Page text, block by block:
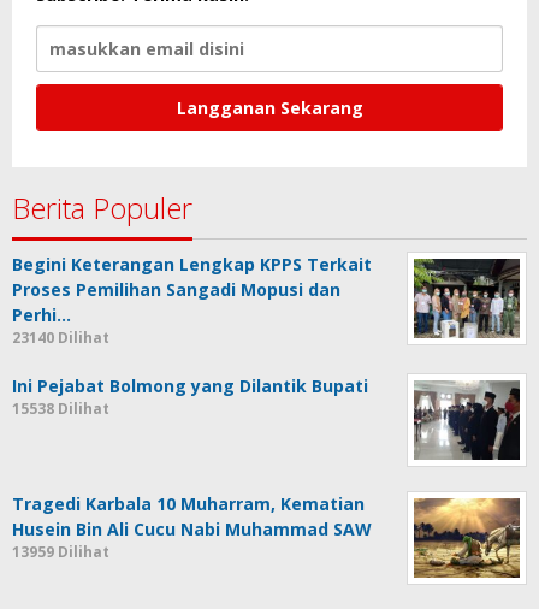
Berita Populer
Begini Keterangan Lengkap KPPS Terkait
Proses Pemilihan Sangadi Mopusi dan
Perhi…
23140 Dilihat
Ini Pejabat Bolmong yang Dilantik Bupati
15538 Dilihat
Tragedi Karbala 10 Muharram, Kematian
Husein Bin Ali Cucu Nabi Muhammad SAW
13959 Dilihat